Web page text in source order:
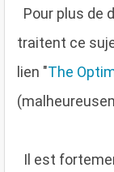
Pour plus de
traitent ce
lien "The
Il est